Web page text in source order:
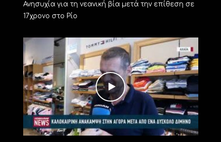
Ανησυχία για τη νεανική βία μετά την επίθεση σε
17χρονο στο Ρίο